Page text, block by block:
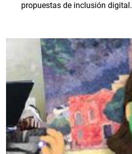
propuestas de inclusión digital.